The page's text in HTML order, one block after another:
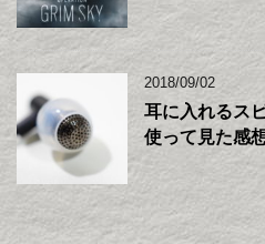
2018/09/02
耳に入れるス
使って見た感